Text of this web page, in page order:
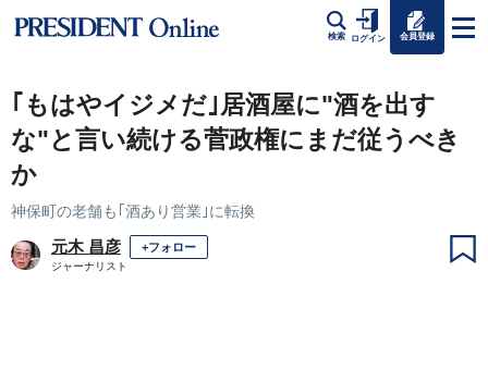
検索 ログイン 会員登録
｢もはやイジメだ｣居酒屋に"酒を出す
な"と言い続ける菅政権にまだ従うべき
か
神保町の老舗も｢酒あり営業｣に転換
元木 昌彦 +フォロー
ジャーナリスト